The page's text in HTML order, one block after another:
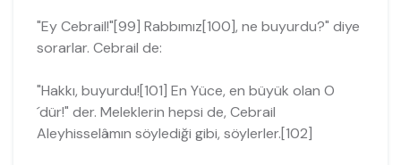
"Ey Cebrail!"[99] Rabbımız[100], ne buyurdu?" diye
sorarlar. Cebrail de:
"Hakkı, buyurdu![101] En Yüce, en büyük olan O
´dür!" der. Meleklerin hepsi de, Cebrail
Aleyhisselâmın söylediği gibi, söylerler.[102]